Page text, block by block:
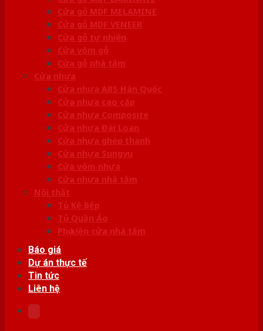
Cửa gỗ MDF MELAMINE
Cửa gỗ MDF VENEER
Cửa gỗ tự nhiên
Cửa vòm gỗ
Cửa gỗ nhà tắm
Cửa nhựa
Cửa nhựa ABS Hàn Quốc
Cửa nhựa cao cấp
Cửa nhựa Composite
Cửa nhựa Đài Loan
Cửa nhựa ghép thanh
Cửa nhựa Sungyu
Cửa vòm nhựa
Cửa nhựa nhà tắm
Nội thất
Tủ Kệ Bếp
Tủ Quần Áo
Phụ kiện cửa nhà tắm
Báo giá
Dự án thực tế
Tin tức
Liên hệ